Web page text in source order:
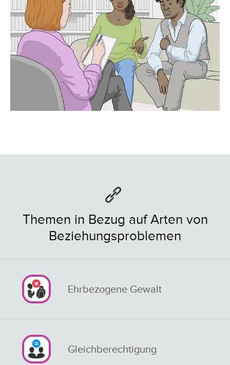
Themen in Bezug auf Arten von
Beziehungsproblemen
Ehrbezogene Gewalt
Gleichberechtigung